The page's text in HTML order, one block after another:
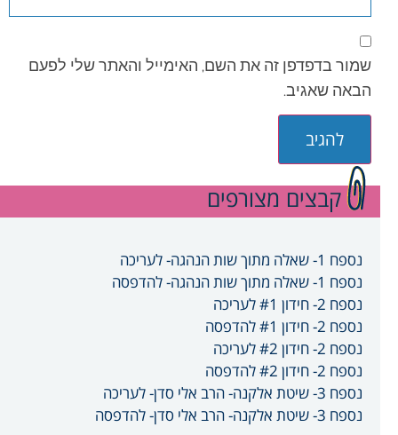
שמור בדפדפן זה את השם, האימייל והאתר שלי לפעם
הבאה שאגיב.
קבצים מצורפים
נספח 1- שאלה מתוך שות הנהגה- לעריכה
נספח 1- שאלה מתוך שות הנהגה- להדפסה
נספח 2- חידון #1 לעריכה
נספח 2- חידון #1 להדפסה
נספח 2- חידון #2 לעריכה
נספח 2- חידון #2 להדפסה
נספח 3- שיטת אלקנה- הרב אלי סדן- לעריכה
נספח 3- שיטת אלקנה- הרב אלי סדן- להדפסה